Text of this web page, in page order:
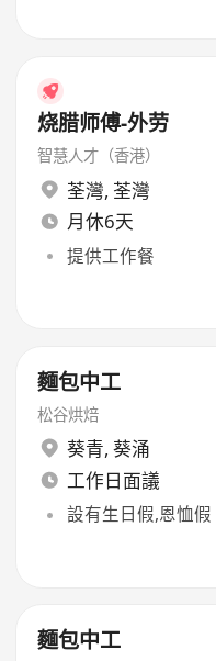
烧腊师傅-外劳
智慧人才（香港）
荃灣, 荃灣
月休6天
提供工作餐
麵包中工
松谷烘焙
葵青, 葵涌
工作日面議
設有生日假,恩恤假
麵包中工